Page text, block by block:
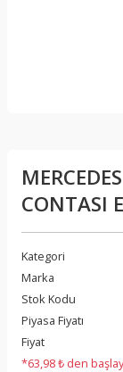
CONTASI
Kategori
Marka
Stok Kodu
Piyasa Fiyatı
Fiyat
*63,98 ₺ den